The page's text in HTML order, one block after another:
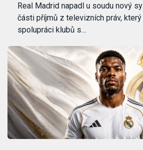
Real Madrid napadl u soudu nový
části příjmů z televizních práv,
spolupráci klubů s…